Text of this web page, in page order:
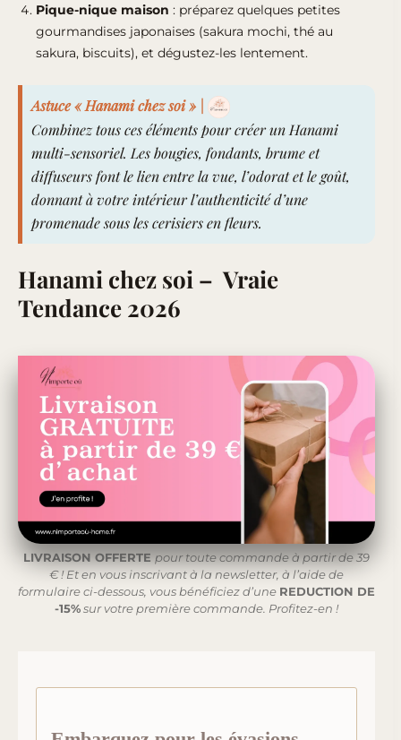
Pique-nique maison : préparez quelques petites
gourmandises japonaises (sakura mochi, thé au
sakura, biscuits), et dégustez-les lentement.
Astuce « Hanami chez soi » |
Combinez tous ces éléments pour créer un Hanami
multi-sensoriel. Les bougies, fondants, brume et
diffuseurs font le lien entre la vue, l’odorat et le goût,
donnant à votre intérieur l’authenticité d’une
promenade sous les cerisiers en fleurs.
Hanami chez soi – Vraie
Tendance 2026
LIVRAISON OFFERTEpour toute commande à partir de 39
€ ! Et en vous inscrivant à la newsletter, à l’aide de
formulaire ci-dessous, vous bénéficiez d’une REDUCTION DE
-15%sur votre première commande. Profitez-en !